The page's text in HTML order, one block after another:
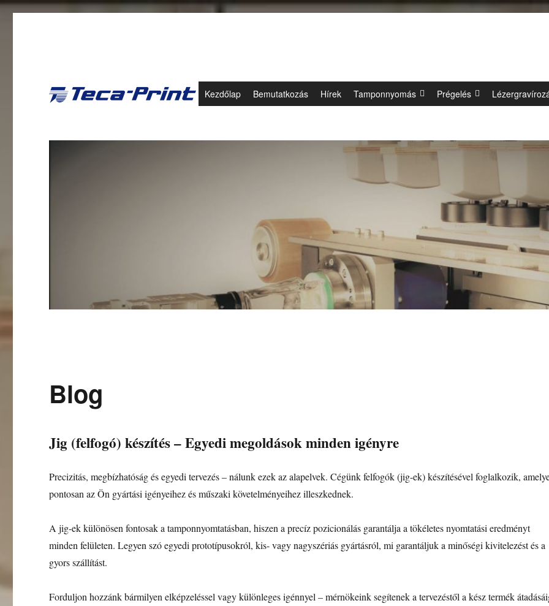
Kezdőlap Bemutatkozás Hírek Tamponnyomás Prégelés
Blog
Jig (felfogó) készítés – Egyedi megoldások minden igényre
Precizitás, megbízhatóság és egyedi tervezés – nálunk ezek az alapelvek. Cégünk felfogók (jig-ek) készítésével foglalkozik,
pontosan az Ön gyártási igényeihez és műszaki követelményeihez illeszkednek.
A jig-ek különösen fontosak a tamponnyomtatásban, hiszen a precíz pozicionálás garantálja a tökéletes nyomtatási eredményt
minden felületen. Legyen szó egyedi prototípusokról, kis- vagy nagyszériás gyártásról, mi garantáljuk a minőségi kivitelezést és a
gyors szállítást.
Forduljon hozzánk bármilyen elképzeléssel vagy különleges igénnyel – mérnökeink segítenek a tervezéstől a kész termék